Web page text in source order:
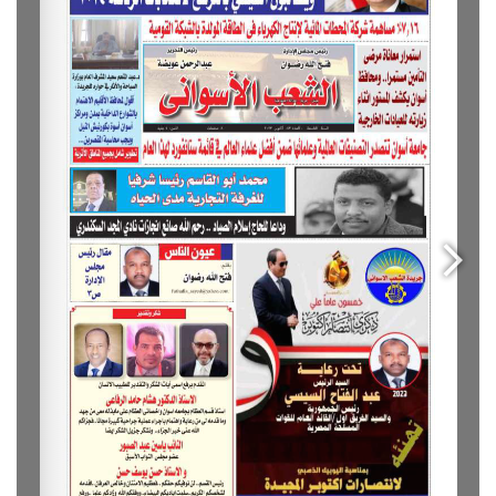
The question isn’t who is going to let me; it’s who is
going to stop me.
Success is the sum of small efforts, repeated day-in
and day-out.
I find that the harder I work, the more luck I seem to
have.
If people did not do silly things, nothing intelligent
would ever get done.
Before anything else, preparation is the key to
success.
Don’t ever play yourself. Put it this way, it took me
twenty five years to get these plants, twenty five years
of blood sweat and tears, I’m just getting started.
Surround yourself with angels
, positive energy, beautiful
people, beautiful souls, clean heart, angel. It’s on you